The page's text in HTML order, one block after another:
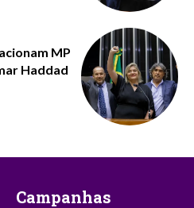
MP
Haddad
Campanhas